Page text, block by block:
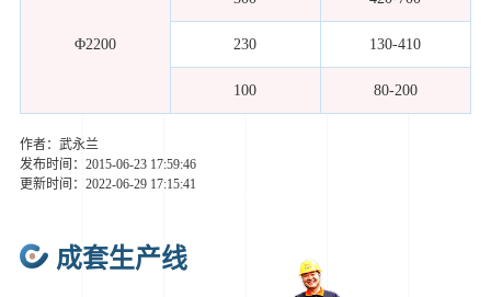
Φ2200 230 130-410
100 80-200
作者：武永兰
发布时间：2015-06-23 17:59:46
更新时间：2022-06-29 17:15:41
成套生产线